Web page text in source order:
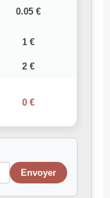
0.05 €
1 €
2 €
0 €